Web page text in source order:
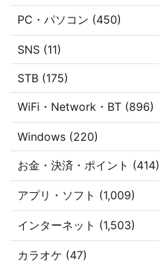
PC・パソコン (450)
SNS (11)
STB (175)
WiFi・Network・BT (896)
Windows (220)
お金・決済・ポイント (414)
アプリ・ソフト (1,009)
インターネット (1,503)
カラオケ (47)